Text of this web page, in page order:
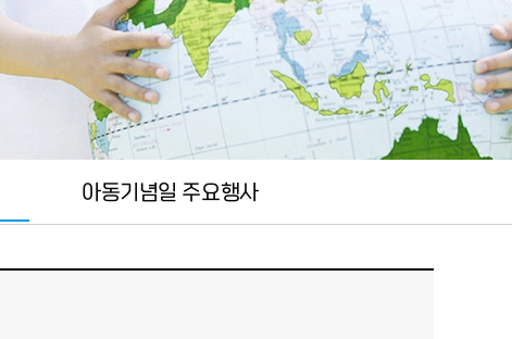
항
Q&A
아동기념일 주요행사